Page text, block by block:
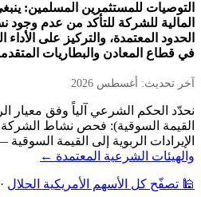
التوصيات للمستثمرين المسلمين:
المالية للشركة للتأكد من عدم وجود
الحدود المعتمدة، والتركيز على
في قطاع المعادن والبطاريات
آخر تحديث: أغسطس 2026
القيمة السوقية): فحص نشاط الشركة
الإيرادات الربوية إلى القيمة
والهيئات الشرعية المعتمدة ←
🕌 تصفّح كل الأسهم الأمريكية الحلال ·